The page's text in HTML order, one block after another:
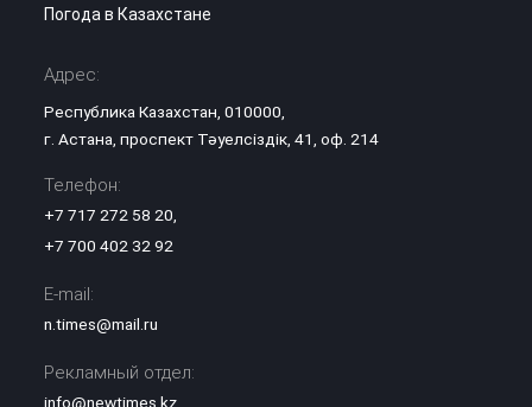
Погода в Казахстане
Адрес:
Республика Казахстан, 010000,
г. Астана, проспект Тәуелсіздік, 41, оф. 214
Телефон:
+7 717 272 58 20,
+7 700 402 32 92
E-mail:
n.times@mail.ru
Рекламный отдел:
info@newtimes.kz,